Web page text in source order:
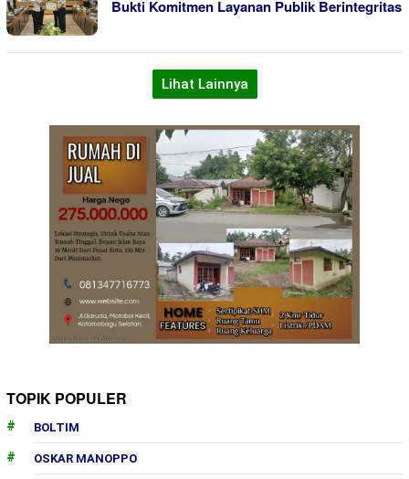
Bukti Komitmen Layanan Publik Berintegritas
Lihat Lainnya
TOPIK POPULER
BOLTIM
OSKAR MANOPPO